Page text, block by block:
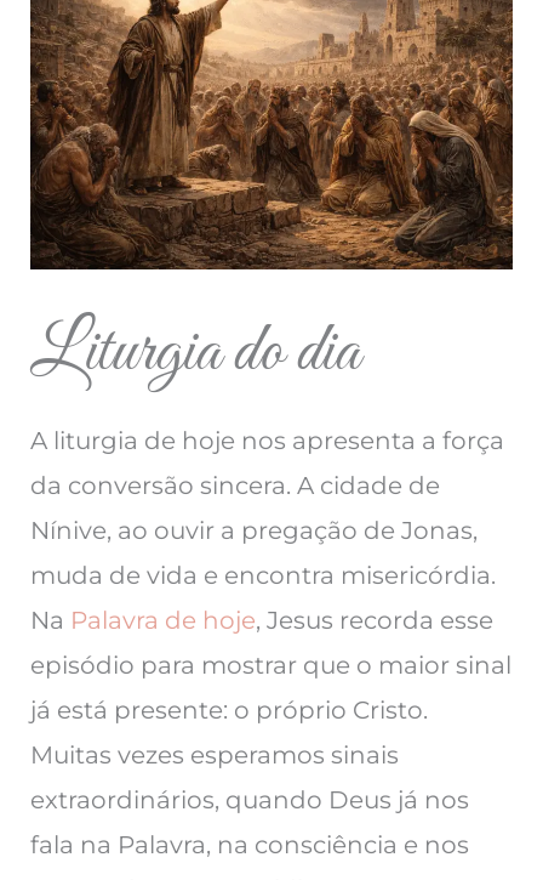
Liturgia do dia
A liturgia de hoje nos apresenta a força
da conversão sincera. A cidade de
Nínive, ao ouvir a pregação de Jonas,
muda de vida e encontra misericórdia.
Na Palavra de hoje, Jesus recorda esse
episódio para mostrar que o maior sinal
já está presente: o próprio Cristo.
Muitas vezes esperamos sinais
extraordinários, quando Deus já nos
fala na Palavra, na consciência e nos